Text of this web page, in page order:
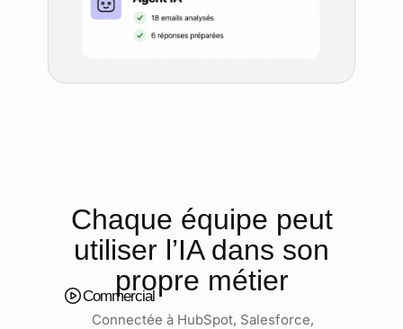
Chaque équipe peut
utiliser l’IA dans son
propre métier
Commercial
Connectée à HubSpot, Salesforce,